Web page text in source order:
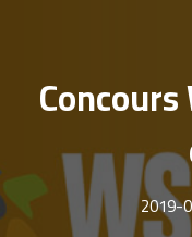
2019-